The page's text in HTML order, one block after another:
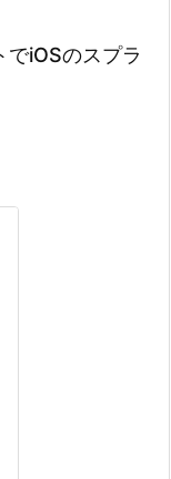
iOSのスプラ